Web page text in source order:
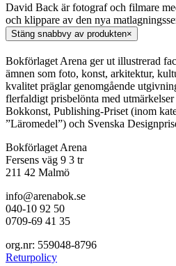
David Back är fotograf och filmare
och klippare av den nya
Stäng snabbvy av produkten×
Bokförlaget Arena ger ut illustrerad
ämnen som foto, konst, arkitektur,
kvalitet präglar genomgående
flerfaldigt prisbelönta med
Bokkonst, Publishing-Priset (inom
”Läromedel”) och Svenska
Bokförlaget Arena
Fersens väg 9 3 tr
211 42 Malmö
info@arenabok.se
040-10 92 50
0709-69 41 35
org.nr: 559048-8796
Returpolicy